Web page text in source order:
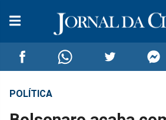
CompartilharCompartilhar
POLÍTICA